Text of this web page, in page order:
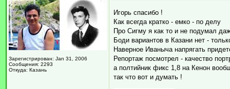
Зарегистрирован: Jan 31, 2006
Сообщения: 2293
Откуда: Казань
Игорь спасибо !
Как всегда кратко - емко - по делу
Про Сигму я как то и не подумал
Боди вариантов в Казани нет -
Наверное Иваныча напрягать
Репортаж посмотрел - качество
а полтийник фикс 1,8 на Кенон
так что вот и думать !